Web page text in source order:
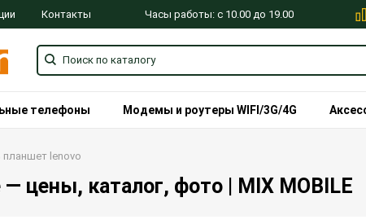
Контакты Часы работы: с 10.00 до 19.00
телефоны Модемы и роутеры WIFI/3G/4G
планшет lenovo
цены, каталог, фото | MIX MOBILE